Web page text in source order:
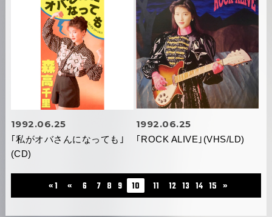
1992.06.25
｢私がオバさんになっても｣
(CD)
1992.06.25
｢ROCK ALIVE｣(VHS/LD)
« 1 «... 6 7 8 9 10 11 12 13 14 15 »